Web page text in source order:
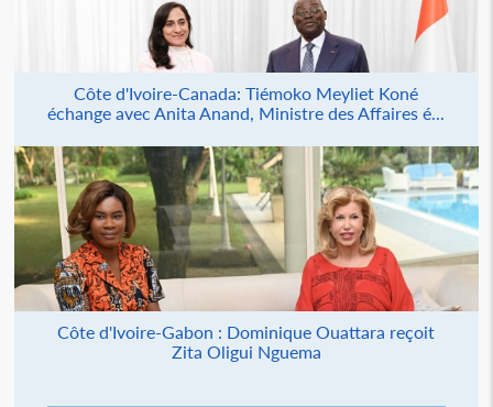
Côte d'Ivoire-Canada: Tiémoko Meyliet Koné
échange avec Anita Anand, Ministre des Affaires é...
Côte d'Ivoire-Gabon : Dominique Ouattara reçoit
Zita Oligui Nguema